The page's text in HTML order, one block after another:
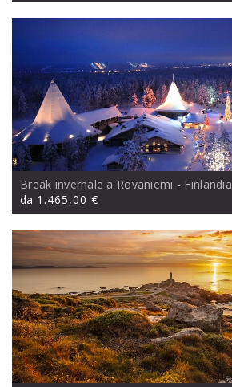
Break invernale a Rovaniemi - Finlandia
da 1.465,00 €